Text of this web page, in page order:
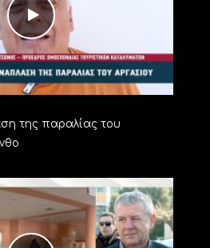
της παραλίας του